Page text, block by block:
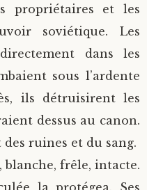
propriétaires et les
soviétique. Les
dans les
sous l’ardente
ils détruisirent les
dessus au canon.
ruines et du sang.
frêle, intacte.
la protégea. Ses